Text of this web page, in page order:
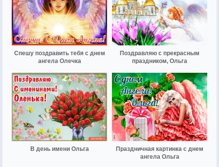
Спешу поздравить тебя с днем
ангела Олечка
Поздравляю с прекрасным
праздником, Ольга
В день имени Ольга
Праздничная картинка с днем
ангела Ольга